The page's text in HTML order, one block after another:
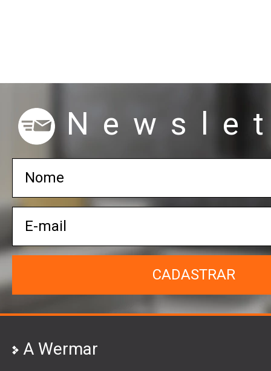
CADASTRAR
A Wermar